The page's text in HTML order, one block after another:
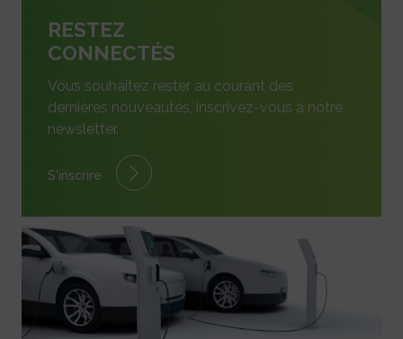
RESTEZ
CONNECTÉS
Vous souhaitez rester au courant des
dernières nouveautés, inscrivez-vous à notre
newsletter.
S'inscrire